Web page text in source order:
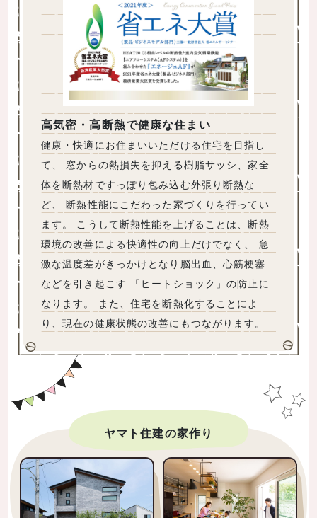
高気密・高断熱で健康な住まい
健康・快適にお住まいいただける住宅を目指し
て、 窓からの熱損失を抑える樹脂サッシ、家全
体を断熱材ですっぽり包み込む外張り断熱な
ど、 断熱性能にこだわった家づくりを行ってい
ます。 こうして断熱性能を上げることは、断熱
環境の改善による快適性の向上だけでなく、 急
激な温度差がきっかけとなり脳出血、心筋梗塞
などを引き起こす 「ヒートショック」の防止に
なります。 また、住宅を断熱化することによ
り、現在の健康状態の改善にもつながります。
ヤマト住建の家作り